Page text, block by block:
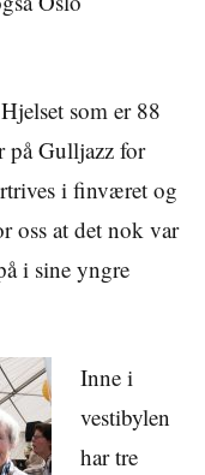
som er 88
på Gulljazz for
i finværet og
oss at det nok var
i sine yngre
Inne i
vestibylen
har tre